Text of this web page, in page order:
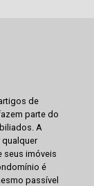
de
parte do
A
qualquer
seus imóveis
é
passível